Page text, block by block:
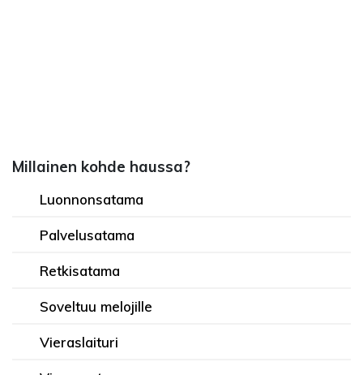
Millainen kohde haussa?
Luonnonsatama
Palvelusatama
Retkisatama
Soveltuu melojille
Vieraslaituri